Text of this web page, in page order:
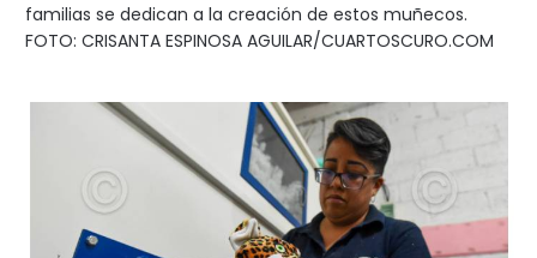
familias se dedican a la creación de estos muñecos.
FOTO: CRISANTA ESPINOSA AGUILAR/CUARTOSCURO.COM